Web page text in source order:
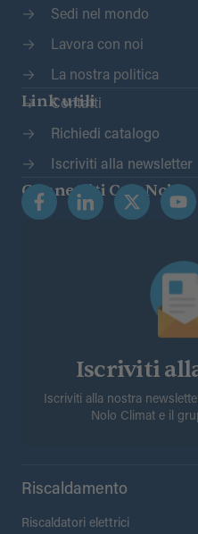
Sedi nel mondo
Lavora con noi
La nostra politica
Link utili
Contatti
Richiedi catalogo
Iscriviti alla newsletter
Connettiti Con Noi
Iscriviti
Iscriviti alla nostra
Nolo Climat e il
Riscaldamento
Riscaldatori elettrici